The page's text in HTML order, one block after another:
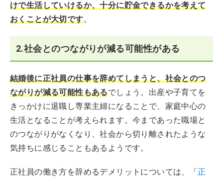
けで生活していけるか、十分に貯金できるかを考えて
おくことが大切です。
2.社会とのつながりが減る可能性がある
結婚後に正社員の仕事を辞めてしまうと、社会とのつ
ながりが減る可能性もあるでしょう。出産や子育てを
きっかけに退職し専業主婦になることで、家庭中心の
生活となることが考えられます。今まであった職場と
のつながりがなくなり、社会から切り離されたような
気持ちに感じることもあるようです。
正社員の働き方を辞めるデメリットについては、「 正